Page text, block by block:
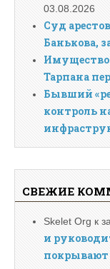
03.08.2026
Суд
Банькова,
Имущество
Тарпана
Бывший
контроль
СВЕЖИЕ
Skelet Org к
и